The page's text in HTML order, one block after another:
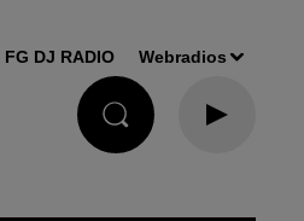
FG DJ RADIO Webradios